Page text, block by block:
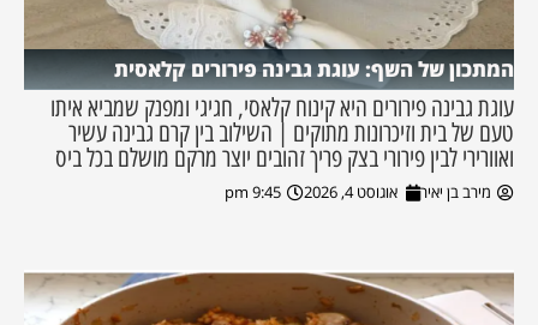
המתכון של השף: עוגת גבינה פירורים קלאסית
עוגת גבינה פירורים היא קינוח קלאסי, חגיגי ומפנק שמביא איתו
טעם של בית וזיכרונות מתוקים | השילוב בין קרם גבינה עשיר
ואוורירי לבין פירורי בצק פריך זהובים יוצר מרקם מושלם בכל ביס
מירב בן יאיר אוגוסט 4, 2026 9:45 pm